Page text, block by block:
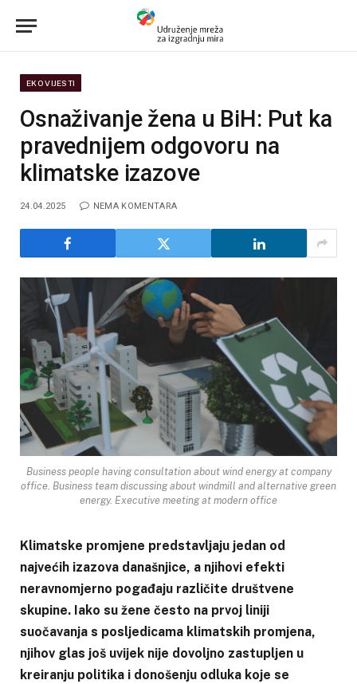
EKO VIJESTI
Osnaživanje žena u BiH: Put ka
pravednijem odgovoru na
klimatske izazove
24.04.2025 NEMA KOMENTARA
Business people having consultation about wind energy at company
office. Business team discussing about windmill and alternative green
energy. Executive meeting at modern office
Klimatske promjene predstavljaju jedan od
najvećih izazova današnjice, a njihovi efekti
neravnomjerno pogađaju različite društvene
skupine. Iako su žene često na prvoj liniji
suočavanja s posljedicama klimatskih promjena,
njihov glas još uvijek nije dovoljno zastupljen u
kreiranju politika i donošenju odluka koje se